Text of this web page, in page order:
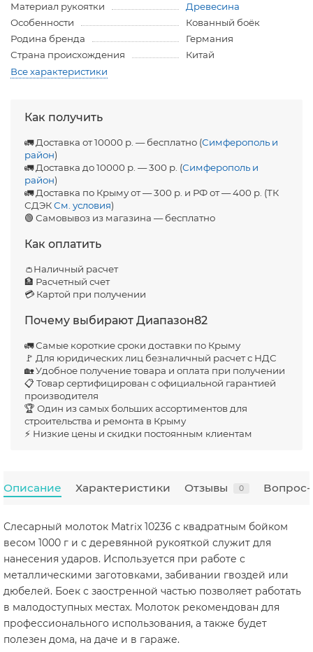
Материал рукоятки
Древесина
Особенности
Кованный боёк
Родина бренда
Германия
Страна происхождения
Китай
Все характеристики
Как получить
🚛 Доставка от 10000 р. — бесплатно (Симферополь и
район)
🚛 Доставка до 10000 р. — 300 р. (Симферополь и
район)
🚛 Доставка по Крыму от — 300 р. и РФ от — 400 р. (ТК
СДЭКСм. условия)
🟢 Самовывоз из магазина — бесплатно
Как оплатить
👛Наличный расчет
🏦 Расчетный счет
💳 Картой при получении
Почему выбирают Диапазон82
🚛 Самые короткие сроки доставки по Крыму
🚩 Для юридических лиц безналичный расчет с НДС
🏡 Удобное получение товара и оплата при получении
📋 Товар сертифицирован с официальной гарантией
производителя
🏆 Один из самых больших ассортиментов для
строительства и ремонта в Крыму
⚡ Низкие цены и скидки постоянным клиентам
Описание Характеристики Отзывы 0 Вопрос-
Слесарный молоток Matrix 10236 с квадратным бойком
весом 1000 г и с деревянной рукояткой служит для
нанесения ударов. Используется при работе с
металлическими заготовками, забивании гвоздей или
дюбелей. Боек с заостренной частью позволяет работать
в малодоступных местах. Молоток рекомендован для
профессионального использования, а также будет
полезен дома, на даче и в гараже.